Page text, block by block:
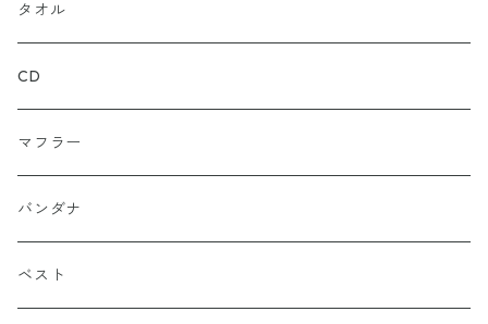
総柄
タンクトップ
セーター
ポロシャツ
半袖
長袖
ゴールド（金）
カーキグリーン
カーキーベージュ
ブルー
ワイン
キャラクター
アシュラ
家紋
丸型
炎（ファイア）
四角型
ジャケット
タオル
CD
マフラー
バンダナ
ベスト